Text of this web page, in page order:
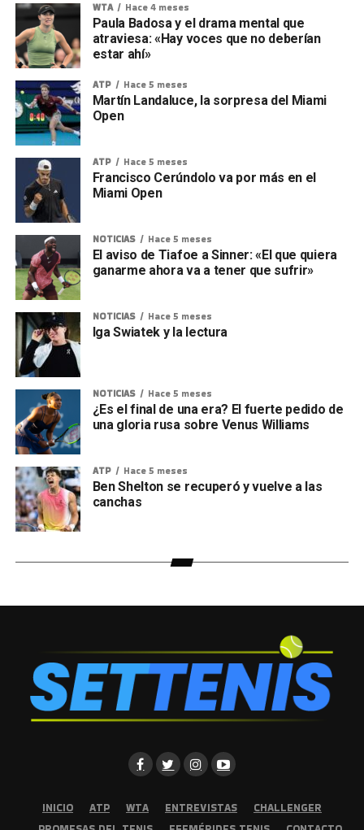
WTA Hace 4 meses
Paula Badosa y el drama mental que
atraviesa: «Hay voces que no deberían
estar ahí»
ATP Hace 5 meses
Martín Landaluce, la sorpresa del Miami
Open
ATP Hace 5 meses
Francisco Cerúndolo va por más en el
Miami Open
NOTICIAS Hace 5 meses
El aviso de Tiafoe a Sinner: «El que quiera
ganarme ahora va a tener que sufrir»
NOTICIAS Hace 5 meses
Iga Swiatek y la lectura
NOTICIAS Hace 5 meses
¿Es el final de una era? El fuerte pedido de
una gloria rusa sobre Venus Williams
ATP Hace 5 meses
Ben Shelton se recuperó y vuelve a las
canchas
INICIO ATP WTA ENTREVISTAS
CHALLENGER